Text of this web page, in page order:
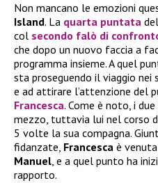
Non mancano le emozioni
Island. La quarta puntata
col secondo falò di
che dopo un nuovo faccia a
programma insieme. A quel
sta proseguendo il viaggio
e ad attirare l’attenzione del
Francesca. Come è noto, i
mezzo, tuttavia lui nel corso
5 volte la sua compagna.
fidanzate, Francesca è
Manuel, e a quel punto ha
rapporto.